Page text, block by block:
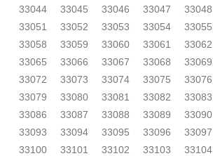
33044 33045 33046 33047 33048
33051
33052 33053 33054 33055
33058
33059 33060 33061 33062
33065
33066 33067 33068 33069
33072
33073 33074 33075 33076
33079
33080 33081 33082 33083
33086
33087 33088 33089 33090
33093
33094 33095 33096 33097
33100
33101 33102 33103 33104